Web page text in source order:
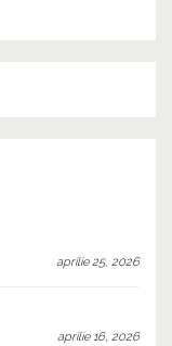
aprilie 25, 2026
aprilie 16, 2026